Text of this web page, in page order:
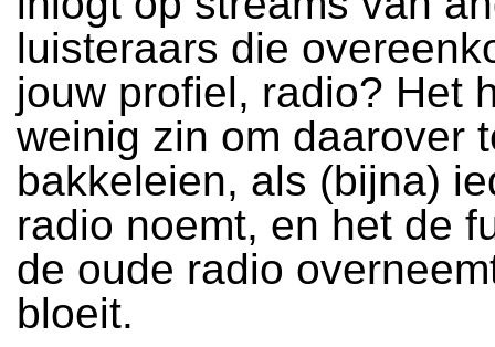
luisteraars die
jouw profiel, radio? Het
weinig zin om daarover
bakkeleien, als (bijna)
radio noemt, en het de
de oude radio
bloeit.